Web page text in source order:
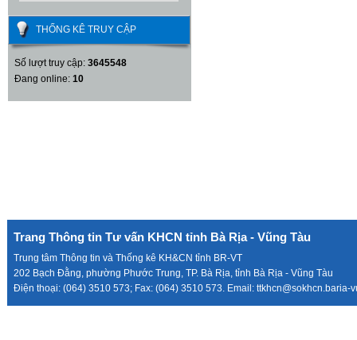
THỐNG KÊ TRUY CẬP
Số lượt truy cập: 3645548
Đang online: 10
Trang Thông tin Tư vấn KHCN tỉnh Bà Rịa - Vũng Tàu
Trung tâm Thông tin và Thống kê KH&CN tỉnh BR-VT
202 Bạch Đằng, phường Phước Trung, TP. Bà Rịa, tỉnh Bà Rịa - Vũng Tàu
Điện thoại: (064) 3510 573; Fax: (064) 3510 573. Email: ttkhcn@sokhcn.baria-